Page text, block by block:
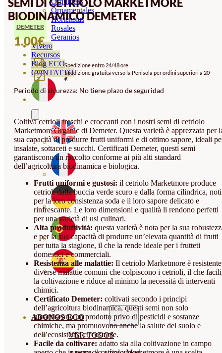
Ornamentales
Hortensias
Rosales
Geranios
Vivero
Recursos
Blog ECO
CONTATTO
ABONOS ECO
VER TODOS
BIODINAMICO DEMETER
DEMETER
1.00€
Spedizione entro 24/48 ore
Spedizione gratuita verso la Penisola per ordini superiori a 20
€
Periodo di sicurezza: No tiene plazo de seguridad
Coltiva cetrioli freschi e croccanti con i nostri semi di cetriolo
Marketmore Organic di Demeter. Questa varietà è apprezzata per
sua capacità di produrre frutti uniformi e di ottimo sapore, ideali
insalate, sottaceti e succhi. Certificati Demeter, questi semi
garantiscono un raccolto conforme ai più alti standard
dell’agricoltura biodinamica e biologica.
Frutti uniformi e gustosi: il cetriolo Marketmore produce
cetrioli dalla buccia verde scuro e dalla forma cilindrica, noti
per la loro consistenza soda e il loro sapore delicato e
rinfrescante. Le loro dimensioni e qualità li rendono perfetti
per una varietà di usi culinari.
Alta produttività: questa varietà è nota per la sua
e per la sua capacità di produrre un’elevata quantità di frutti
per tutta la stagione, il che la rende ideale per i frutteti
domestici e commerciali.
Resistenza alle malattie: Il cetriolo Marketmore è
diverse malattie comuni che colpiscono i cetrioli, il che
la coltivazione e riduce al minimo la necessità di interventi
chimici.
Certificato Demeter: coltivati secondo i principi
dell’agricoltura biodinamica, questi semi non solo
garantiscono un prodotto privo di pesticidi e sostanze
chimiche, ma promuovono anche la salute del suolo e
dell’ecosistema circostante.
Facile da coltivare: adatto sia alla coltivazione in campo